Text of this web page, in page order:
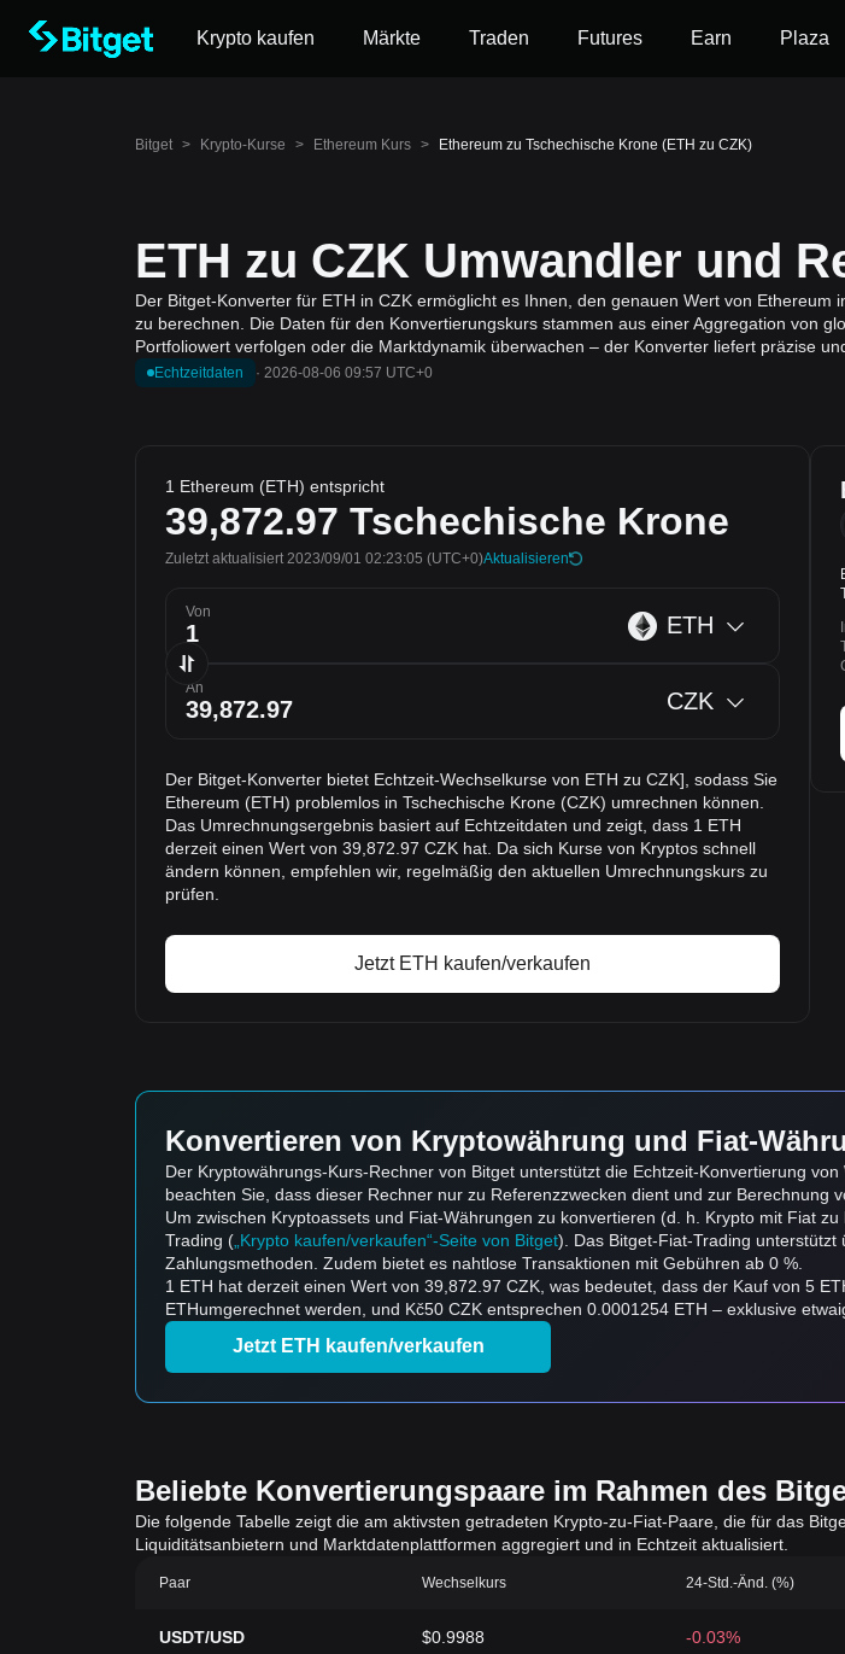
Krypto kaufen Märkte Traden Futures Earn Plaza
Bitget > Krypto-Kurse > Ethereum Kurs > Ethereum zu Tschechische Krone (ETH zu CZK)
ETH zu CZK Umwandler und
Der Bitget-Konverter für ETH in CZK ermöglicht es Ihnen, den genauen Wert von
zu berechnen. Die Daten für den Konvertierungskurs stammen aus einer Aggregation von
Portfoliowert verfolgen oder die Marktdynamik überwachen – der Konverter liefert präzise
Echtzeitdaten · 2026-08-06 09:57 UTC+0
1 Ethereum (ETH) entspricht
39,872.97 Tschechische Krone
Zuletzt aktualisiert 2023/09/01 02:23:05 (UTC+0)Aktualisieren
Von ETH
An CZK
Der Bitget-Konverter bietet Echtzeit-Wechselkurse von ETH zu CZK], sodass Sie
Ethereum (ETH) problemlos in Tschechische Krone (CZK) umrechnen können.
Das Umrechnungsergebnis basiert auf Echtzeitdaten und zeigt, dass 1 ETH
derzeit einen Wert von 39,872.97 CZK hat. Da sich Kurse von Kryptos schnell
ändern können, empfehlen wir, regelmäßig den aktuellen Umrechnungskurs zu
prüfen.
Jetzt ETH kaufen/verkaufen
Konvertieren von Kryptowährung und Fiat-
Der Kryptowährungs-Kurs-Rechner von Bitget unterstützt die Echtzeit-Konvertierung
beachten Sie, dass dieser Rechner nur zu Referenzzwecken dient und zur Berechnung
Um zwischen Kryptoassets und Fiat-Währungen zu konvertieren (d. h. Krypto mit Fiat
Trading ( „Krypto kaufen/verkaufen“-Seite von Bitget). Das Bitget-Fiat-Trading
Zahlungsmethoden. Zudem bietet es nahtlose Transaktionen mit Gebühren ab 0 %.
1 ETH hat derzeit einen Wert von 39,872.97 CZK, was bedeutet, dass der Kauf von 5
ETHumgerechnet werden, und Kč50 CZK entsprechen 0.0001254 ETH – exklusive
Jetzt ETH kaufen/verkaufen
Beliebte Konvertierungspaare im Rahmen des
Die folgende Tabelle zeigt die am aktivsten getradeten Krypto-zu-Fiat-Paare, die für das
Liquiditätsanbietern und Marktdatenplattformen aggregiert und in Echtzeit aktualisiert.
Paar Wechselkurs 24-Std.-Änd. (%)
USDT/USD $0.9988 -0.03%